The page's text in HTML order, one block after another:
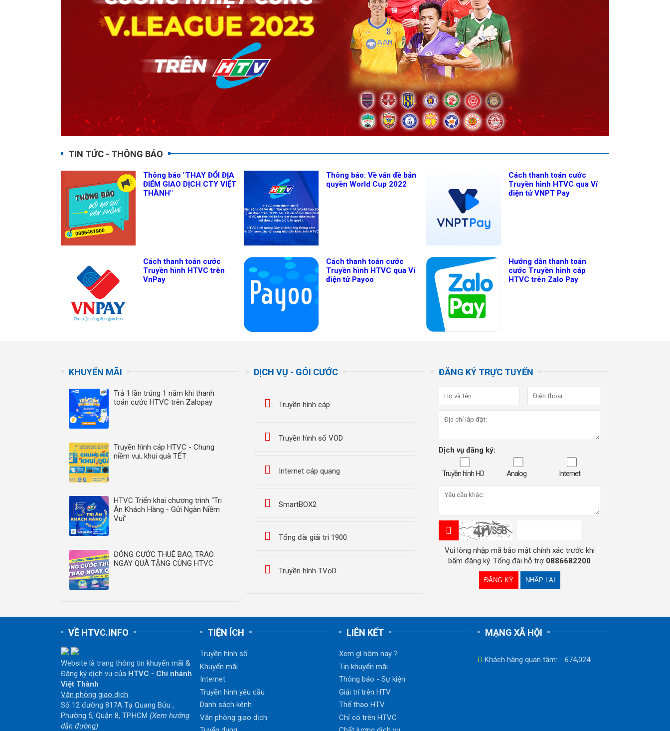
TIN TỨC - THÔNG BÁO
Thông báo "THAY ĐỔI ĐỊA
ĐIỂM GIAO DỊCH CTY VIỆT
THÀNH"
Thông báo: Về vấn đề bản
quyền World Cup 2022
Cách thanh toán cước
Truyền hình HTVC qua Ví
điện tử VNPT Pay
Cách thanh toán cước
Truyền hình HTVC trên
VnPay
Cách thanh toán cước
Truyền hình HTVC qua Ví
điện tử Payoo
Hướng dẫn thanh toán
cước Truyền hình cáp
HTVC trên Zalo Pay
KHUYẾN MÃI
Trả 1 lần trúng 1 năm khi thanh
toán cước HTVC trên Zalopay
Truyền hình cáp HTVC - Chung
niềm vui, khui quà TẾT
HTVC Triển khai chương trình “Tri
Ân Khách Hàng - Gửi Ngàn Niềm
Vui”
ĐÓNG CƯỚC THUÊ BAO, TRAO
NGAY QUÀ TẶNG CÙNG HTVC
DỊCH VỤ - GÓI CƯỚC
Truyền hình cáp
Truyền hình số VOD
Internet cáp quang
SmartBOX2
Tổng đài giải trí 1900
Truyền hình TVoD
ĐĂNG KÝ TRỰC TUYẾN
Dịch vụ đăng ký:
Truyền hình HD Analog Internet
Vui lòng nhập mã bảo mật chính xác trước khi
bấm đăng ký. Tổng đài hỗ trợ 0886682200
VỀ HTVC.INFO
Website là trang thông tin khuyến mãi &
Đăng ký dịch vụ của HTVC - Chi nhánh
Việt Thành
Văn phòng giao dịch
Số 12 đường 817A Tạ Quang Bửu ,
Phường 5, Quận 8, TP.HCM (Xem hướng
dẫn đường)
TIỆN ÍCH
Truyền hình số
Khuyến mãi
Internet
Truyền hình yêu cầu
Danh sách kênh
Văn phòng giao dịch
LIÊN KẾT
Xem gì hôm nay ?
Tin khuyến mãi
Thông báo - Sự kiện
Giải trí trên HTV
Thể thao HTV
Chỉ có trên HTVC
MẠNG XÃ HỘI
Khách hàng quan tâm: 674,024